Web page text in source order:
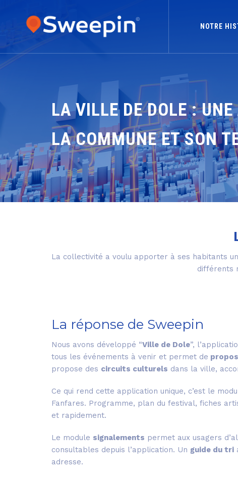
NOTRE
LA VILLE DE DOLE :
LA COMMUNE ET SON
La collectivité a voulu apporter à ses habitants
différents
La réponse de Sweepin
Nous avons développé “Ville de Dole”,
tous les événements à venir et permet de
propose des circuits culturels dans la ville,
Ce qui rend cette application unique, c’est le
Fanfares. Programme, plan du festival, fiches
et rapidement.
Le module signalements permet aux usagers
consultables depuis l’application. Un guide du tri
adresse.